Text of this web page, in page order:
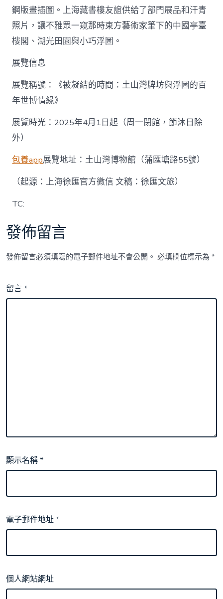
鋼版畫插圖。上海藏書樓友誼供給了部門展品和汗青
照片，讓不雅眾一窺那時東方藝術家筆下的中國亭臺
樓閣、湖光田園與小巧浮圖。
展覽信息
展覽稱號：《被凝結的時間：土山灣牌坊與浮圖的百
年世博情緣》
展覽時光：2025年4月1日起（周一閉館，節沐日除
外）
包養app展覽地址：土山灣博物館（蒲匯塘路55號）
（起源：上海徐匯官方微信 文稿：徐匯文旅）
TC:
發佈留言
發佈留言必須填寫的電子郵件地址不會公開。 必填欄位標示為*
留言*
顯示名稱*
電子郵件地址*
個人網站網址